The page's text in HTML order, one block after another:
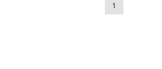
1